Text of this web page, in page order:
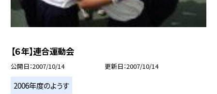
【６年】連合運動会
公開日 2007/10/14 更新日 2007/10/14
2006年度のようす